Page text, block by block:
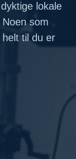
lokale
som
til du er